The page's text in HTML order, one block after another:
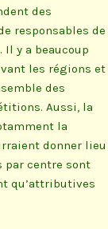
des
responsables de
y a beaucoup
les régions et
des
Aussi, la
la
donner lieu
par centre sont
qu’attributives